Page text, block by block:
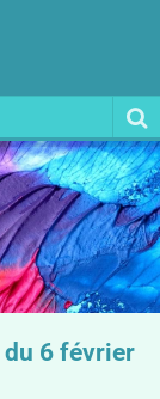
du 6 février